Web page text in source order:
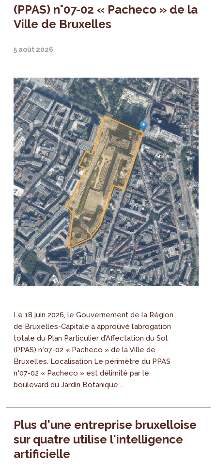
(PPAS) n°07-02 « Pacheco » de la
Ville de Bruxelles
5 août 2026
Le 18 juin 2026, le Gouvernement de la Région
de Bruxelles-Capitale a approuvé l’abrogation
totale du Plan Particulier d’Affectation du Sol
(PPAS) n°07-02 « Pacheco » de la Ville de
Bruxelles. Localisation Le périmètre du PPAS
n°07-02 « Pacheco » est délimité par le
boulevard du Jardin Botanique,...
Plus d'une entreprise bruxelloise
sur quatre utilise l'intelligence
artificielle